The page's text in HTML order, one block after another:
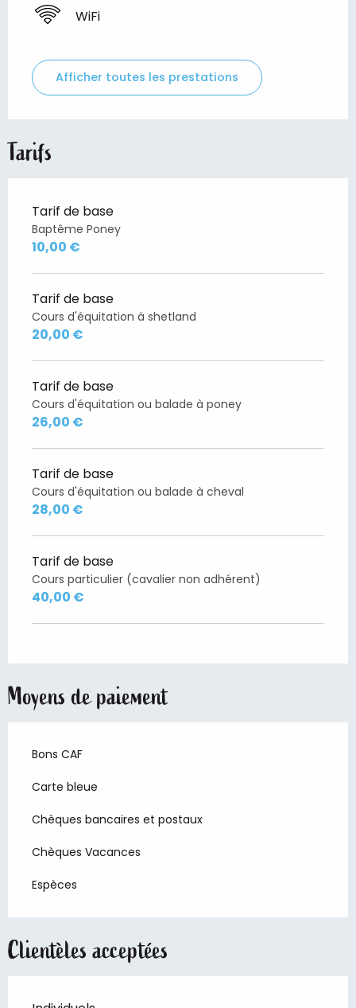
WiFi
Afficher toutes les prestations
Tarifs
Tarif de base
Baptême Poney
10,00 €
Tarif de base
Cours d'équitation à shetland
20,00 €
Tarif de base
Cours d'équitation ou balade à poney
26,00 €
Tarif de base
Cours d'équitation ou balade à cheval
28,00 €
Tarif de base
Cours particulier (cavalier non adhérent)
40,00 €
Moyens de paiement
Bons CAF
Carte bleue
Chèques bancaires et postaux
Chèques Vacances
Espèces
Clientèles acceptées